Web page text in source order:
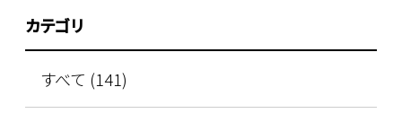
カテゴリ
すべて (141)